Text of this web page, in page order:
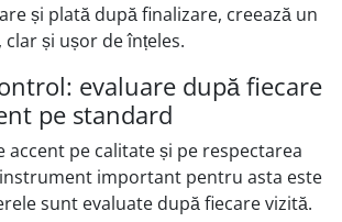
și plată după finalizare, creează un
și ușor de înțeles.
evaluare după fiecare
pe standard
accent pe calitate și pe respectarea
important pentru asta este
sunt evaluate după fiecare vizită.